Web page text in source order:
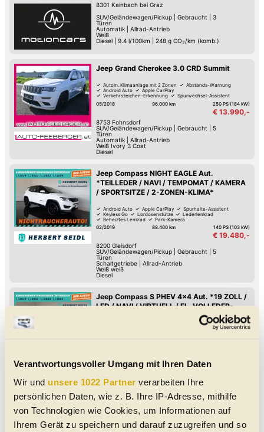
Verantwortungsvoller Umgang mit Ihren Daten
Wir und unsere 1022 Partner verarbeiten Ihre
persönlichen Daten, wie z. B. Ihre IP-Adresse, mithilfe
von Technologien wie Cookies, um Informationen auf
Ihrem Gerät zu speichern und darauf zuzugreifen und so
8301 Kainbach bei Graz
SUV/Geländewagen/Pickup| Gebraucht
3
Türen
Automatik| Allrad-Antrieb
Weiß
Diesel
9.4 l/100km 248 g CO2 /km (komb.)
Jeep Grand Cherokee 3.0 CRD Summit
Autom. Klimaanlage mit 2 Zonen
Abstands-Warnung
Android Auto
Apple CarPlay
Verkehrszeichen-Erkennung
Spurwechsel-Assistent
Spurhalte-Assistent
Hochwertiges Sound-System
05/2018 96.000 km 250 PS (184 kW)
€ 13.990,-
8753 Fohnsdorf
SUV/Geländewagen/Pickup| Gebraucht|
5
Türen
Automatik| Allrad-Antrieb
Weiß Ivory 3 Coat
Diesel
Jeep Compass NIGHT EAGLE Aut.
*TEILLEDER / NAVI / TEMPOMAT / KAMERA
/ SPORTSITZE / 2-ZONEN-KLIMA*
Android Auto Apple CarPlay
Spurhalte-Assistent
Keyless Go
Lordosenstütze
Lederlenkrad
Beheiztes Lenkrad
Park-Kamera
02/2019
88.400 km 140 PS (103 kW)
€ 19.480,-
8200 Gleisdorf
SUV/Geländewagen/Pickup| Gebraucht|
5
Türen
Schaltgetriebe| Allrad-Antrieb
Weiß weiß
Diesel
Jeep Compass S PHEV 4x4 Aut. *19 ZOLL /
LED / NAVI / VIRTUELL / EL. VOLLEDER-
SPORTSITZE / E-KLAPPE / ALPINE SOUND*
Induktives Laden des Handys
Gleisdorf
Türen
Automatik |Allrad-Antrieb
Weiß alpinweiß - metallic
Benzin-Hybrid
Jeep Compass S PHEV 4x4 Aut. *SKY /
19ZOLL / BI-XENON / NAVI / VOLLEDER &